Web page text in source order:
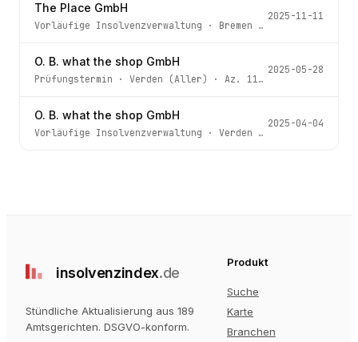
The Place GmbH
Vorläufige Insolvenzverwaltung · Bremen
2025-11-11
O. B. what the shop GmbH
Prüfungstermin · Verden (Aller) · Az. 11 IN 44/25
2025-05-28
O. B. what the shop GmbH
Vorläufige Insolvenzverwaltung · Verden (Aller)
2025-04-04
insolvenzindex.de
Stündliche Aktualisierung aus 189
Amtsgerichten. DSGVO-konform.
Produkt
Suche
Karte
Branchen